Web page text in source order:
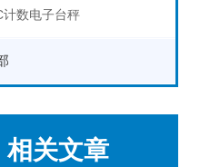
计数电子台秤
相关文章